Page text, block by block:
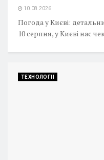
10.08.2026
Погода у Києві:
10 серпня, у Києві нас
ТЕХНОЛОГІЇ